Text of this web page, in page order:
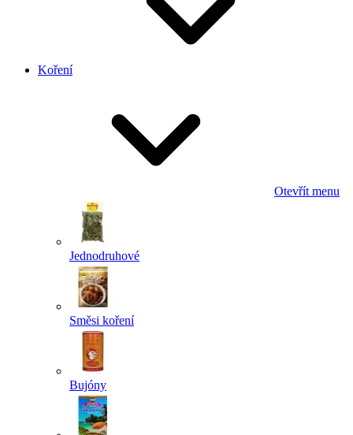
Koření
Otevřít menu
Jednodruhové
Směsi koření
Bujóny